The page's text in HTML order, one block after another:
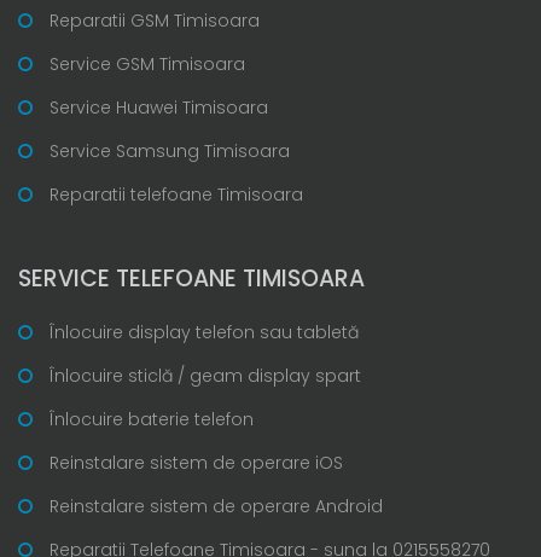
Reparatii GSM Timisoara
Service GSM Timisoara
Service Huawei Timisoara
Service Samsung Timisoara
Reparatii telefoane Timisoara
SERVICE TELEFOANE TIMISOARA
Înlocuire display telefon sau tabletă
Înlocuire sticlă / geam display spart
Înlocuire baterie telefon
Reinstalare sistem de operare iOS
Reinstalare sistem de operare Android
Reparatii Telefoane Timisoara - suna la 0215558270